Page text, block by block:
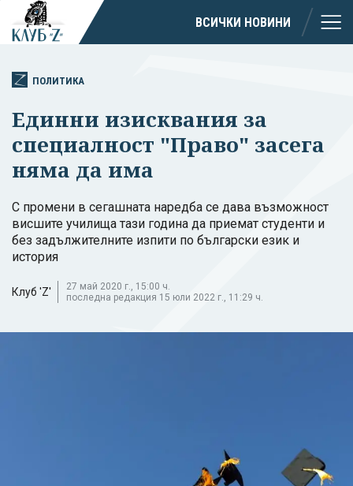
ВСИЧКИ НОВИНИ
ПОЛИТИКА
Единни изисквания за
специалност "Право" засега
няма да има
С промени в сегашната наредба се дава възможност
висшите училища тази година да приемат студенти и
без задължителните изпити по български език и
история
Клуб 'Z'
27 май 2020 г., 15:00 ч.
последна редакция 15 юли 2022 г., 11:29 ч.